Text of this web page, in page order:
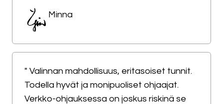
Minna
" Valinnan mahdollisuus, eritasoiset tunnit.
Todella hyvät ja monipuoliset ohjaajat.
Verkko-ohjauksessa on joskus riskinä se